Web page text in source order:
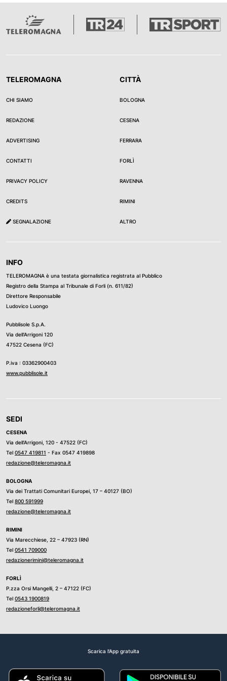
TELEROMAGNA
CHI SIAMO
REDAZIONE
ADVERTISING
CONTATTI
PRIVACY POLICY
CREDITS
SEGNALAZIONE
CITTÀ
BOLOGNA
CESENA
FERRARA
FORLÌ
RAVENNA
RIMINI
ALTRO
INFO
TELEROMAGNA è una testata giornalistica registrata al Pubblico
Registro della Stampa al Tribunale di Forli (n. 611/82)
Direttore Responsabile
Ludovico Luongo
Pubblisole S.p.A.
Via dell’Arrigoni 120
47522 Cesena (FC)
P.iva : 03362900403
www.pubblisole.it
SEDI
CESENA
Via dell’Arrigoni, 120 - 47522 (FC)
Tel 0547 419811 - Fax 0547 419898
redazione@teleromagna.it
BOLOGNA
Via dei Trattati Comunitari Europei, 17 – 40127 (BO)
Tel 800 591999
redazione@teleromagna.it
RIMINI
Via Marecchiese, 22 – 47923 (RN)
Tel 0541 709000
redazionerimini@teleromagna.it
FORLÌ
P.zza Orsi Mangelli, 2 – 47122 (FC)
Tel 0543 1900819
redazioneforli@teleromagna.it
Scarica l'App gratuita